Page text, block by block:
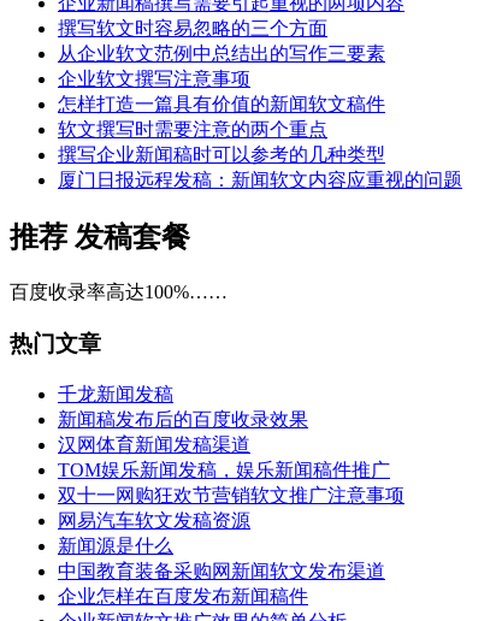
撰写软文时容易忽略的三个方面
从企业软文范例中总结出的写作三要素
企业软文撰写注意事项
怎样打造一篇具有价值的新闻软文稿件
软文撰写时需要注意的两个重点
撰写企业新闻稿时可以参考的几种类型
厦门日报远程发稿：新闻软文内容应重视的问题
推荐 发稿套餐
百度收录率高达100%……
热门文章
千龙新闻发稿
新闻稿发布后的百度收录效果
汉网体育新闻发稿渠道
TOM娱乐新闻发稿，娱乐新闻稿件推广
双十一网购狂欢节营销软文推广注意事项
网易汽车软文发稿资源
新闻源是什么
中国教育装备采购网新闻软文发布渠道
企业怎样在百度发布新闻稿件